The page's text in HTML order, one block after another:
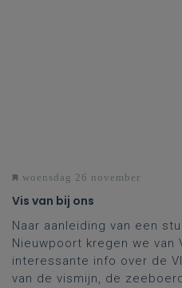
woensdag 26 november
Vis van bij ons
Naar aanleiding van een
Nieuwpoort kregen we van
interessante info over de
van de vismijn, de